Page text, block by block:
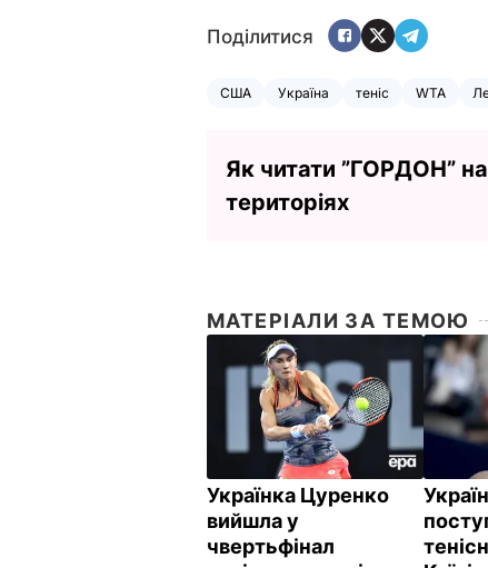
Поділитися
США Україна теніс WTA
Як читати ”ГОРДОН”
територіях
МАТЕРІАЛИ ЗА ТЕМОЮ
Українка Цуренко
вийшла у
чвертьфінал